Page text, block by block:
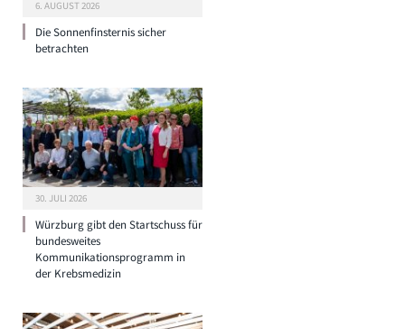
6. AUGUST 2026
Die Sonnenfinsternis sicher
betrachten
30. JULI 2026
Würzburg gibt den Startschuss für
bundesweites
Kommunikationsprogramm in
der Krebsmedizin